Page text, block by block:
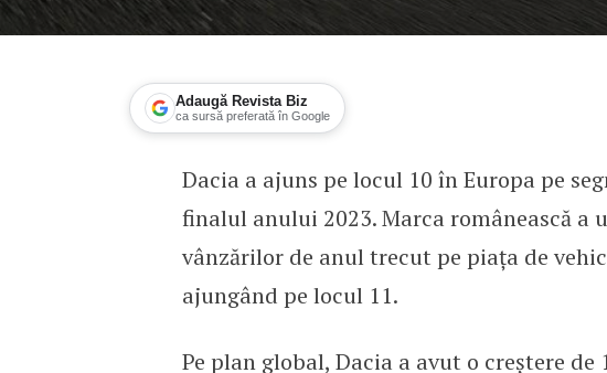
Adaugă Revista Biz
ca sursă preferată în Google
Câte mașini a vândut Dacia
Dacia a ajuns pe locul 10 în Europa pe
finalul anului 2023. Marca românească
vânzărilor de anul trecut pe piața de
ajungând pe locul 11.
Pe plan global, Dacia a avut o creștere